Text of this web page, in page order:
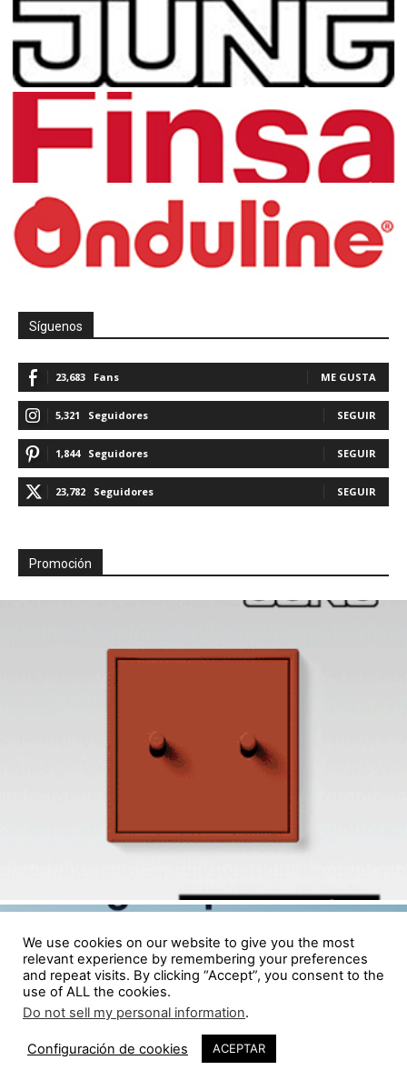
Síguenos
23,683 Fans ME GUSTA
5,321 Seguidores SEGUIR
1,844 Seguidores SEGUIR
23,782 Seguidores SEGUIR
Promoción
We use cookies on our website to give you the most
relevant experience by remembering your preferences
and repeat visits. By clicking “Accept”, you consent to the
use of ALL the cookies.
Do not sell my personal information.
Configuración de cookies ACEPTAR